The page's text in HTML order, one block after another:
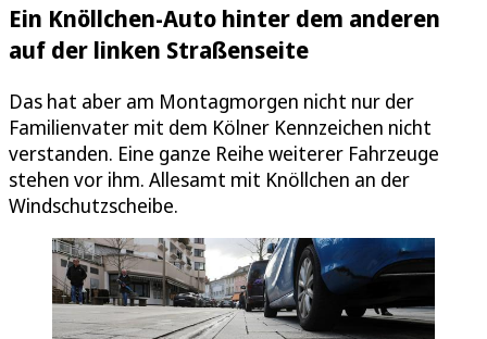
Ein Knöllchen-Auto hinter dem anderen
auf der linken Straßenseite
Das hat aber am Montagmorgen nicht nur der
Familienvater mit dem Kölner Kennzeichen nicht
verstanden. Eine ganze Reihe weiterer Fahrzeuge
stehen vor ihm. Allesamt mit Knöllchen an der
Windschutzscheibe.